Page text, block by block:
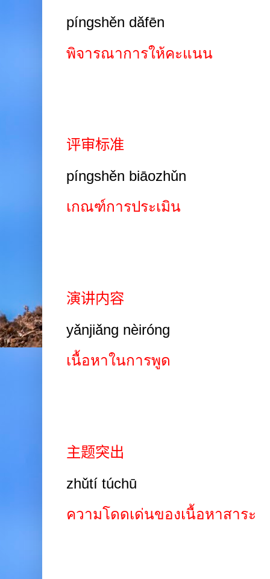
píngshěn dǎfēn
พิจารณาการให้คะแนน
评审标准
píngshěn biāozhǔn
เกณฑ์การประเมิน
演讲内容
yǎnjiǎng nèiróng
เนื้อหาในการพูด
主题突出
zhǔtí túchū
ความโดดเด่นของเนื้อหาสาระ